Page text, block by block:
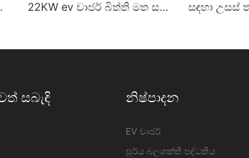
22KW ev චාජර් බිත්ති මත සවි
සඳහා උසස්
සබැඳි නිෂ්පාදන
EV චාජර්
සූර්ය බලශක්ති පද්ධතිය